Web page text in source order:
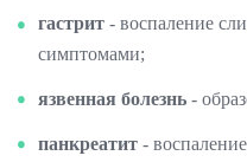
гастрит - воспаление
симптомами;
язвенная болезнь -
панкреатит -